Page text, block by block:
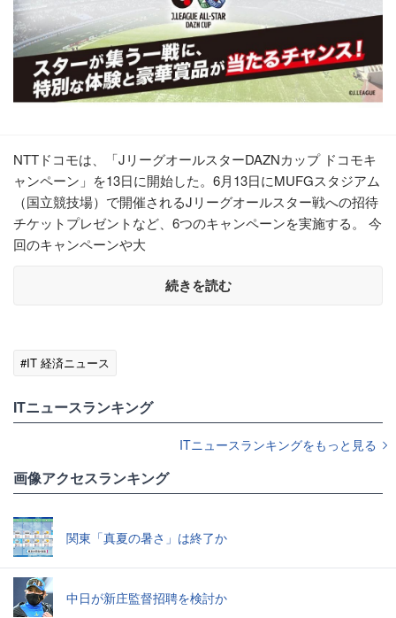
NTTドコモは、「JリーグオールスターDAZNカップ ドコモキ
ャンペーン」を13日に開始した。6月13日にMUFGスタジアム
（国立競技場）で開催されるJリーグオールスター戦への招待
チケットプレゼントなど、6つのキャンペーンを実施する。 今
回のキャンペーンや大
続きを読む
#IT 経済ニュース
ITニュースランキング
ITニュースランキングをもっと見る
画像アクセスランキング
関東「真夏の暑さ」は終了か
中日が新庄監督招聘を検討か